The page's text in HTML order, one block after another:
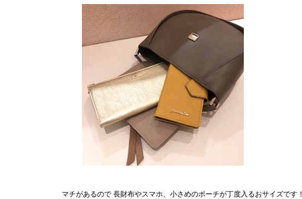
マチがあるので 長財布やスマホ、小さめのポーチが丁度入るおサイズです！